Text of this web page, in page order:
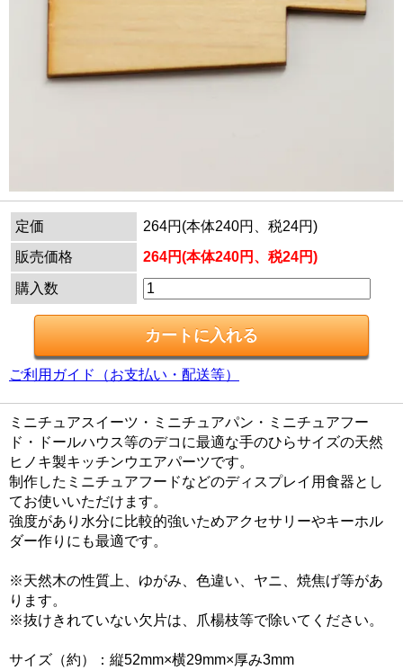
定価
264円(本体240円、税24円)
販売価格
264円(本体240円、税24円)
購入数
ご利用ガイド（お支払い・配送等）
ミニチュアスイーツ・ミニチュアパン・ミニチュアフー
ド・ドールハウス等のデコに最適な手のひらサイズの天然
ヒノキ製キッチンウエアパーツです。
制作したミニチュアフードなどのディスプレイ用食器とし
てお使いいただけます。
強度があり水分に比較的強いためアクセサリーやキーホル
ダー作りにも最適です。
※天然木の性質上、ゆがみ、色違い、ヤニ、焼焦げ等があ
ります。
※抜けきれていない欠片は、爪楊枝等で除いてください。
サイズ（約）：縦52mm×横29mm×厚み3mm